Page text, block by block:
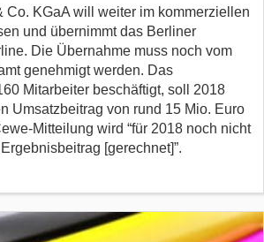
Co. KGaA will weiter im kommerziellen
und übernimmt das Berliner
Die Übernahme muss noch vom
genehmigt werden. Das
Mitarbeiter beschäftigt, soll 2018
Umsatzbeitrag von rund 15 Mio. Euro
Mitteilung wird “für 2018 noch nicht
[gerechnet]”.